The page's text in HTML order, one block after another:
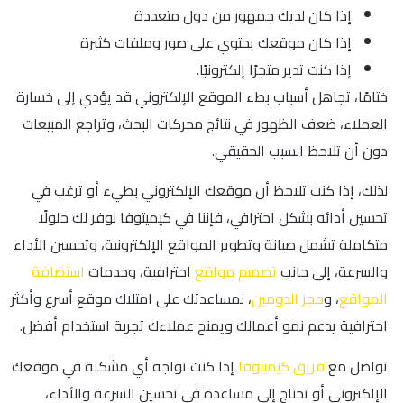
إذا كان لديك جمهور من دول متعددة
إذا كان موقعك يحتوي على صور وملفات كثيرة
إذا كنت تدير متجرًا إلكترونيًا.
ختامًا، تجاهل أسباب بطء الموقع الإلكتروني قد يؤدي إلى خسارة
العملاء، ضعف الظهور في نتائج محركات البحث، وتراجع المبيعات
دون أن تلاحظ السبب الحقيقي.
لذلك، إذا كنت تلاحظ أن موقعك الإلكتروني بطيء أو ترغب في
تحسين أدائه بشكل احترافي، فإننا في كيميتوفا نوفر لك حلولًا
متكاملة تشمل صيانة وتطوير المواقع الإلكترونية، وتحسين الأداء
والسرعة، إلى جانبتصميم مواقع احترافية، وخدمات استضافة
المواقع، وحجز الدومين، لمساعدتك على امتلاك موقع أسرع وأكثر
احترافية يدعم نمو أعمالك ويمنح عملاءك تجربة استخدام أفضل.
تواصل معفريق كيميتوفا إذا كنت تواجه أي مشكلة في موقعك
الإلكتروني أو تحتاج إلى مساعدة في تحسين السرعة والأداء،